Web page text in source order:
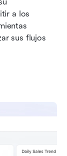
a los
sus flujos